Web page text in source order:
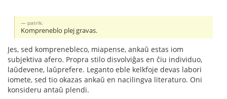
patrik:
Kompreneblo plej gravas.
Jes, sed komprenebleco, miapense, ankaŭ estas iom
subjektiva afero. Propra stilo disvolviĝas en ĉiu individuo,
laŭdevene, laŭprefere. Leganto eble kelkfoje devas labori
iomete, sed tio okazas ankaŭ en nacilingva literaturo. Oni
konsideru antaŭ plendi.